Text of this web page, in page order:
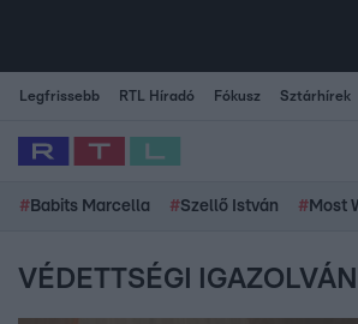
Legfrissebb RTL Híradó Fókusz Sztárhírek
# Babits Marcella #Szellő István # Most
VÉDETTSÉGI